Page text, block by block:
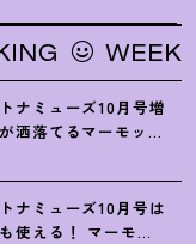
WEEKLY
ナミューズ10月号増
洒落てるマーモット
ナミューズ10月号は
使える ！ マーモッ